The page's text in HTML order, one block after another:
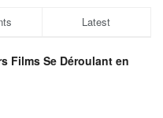
Latest
Films Se Déroulant en